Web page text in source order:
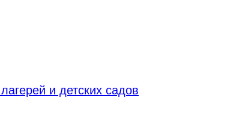
и детских садов